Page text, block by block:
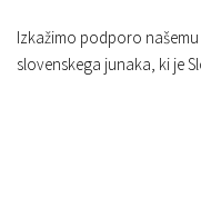
Izkažimo podporo
slovenskega junaka, ki je